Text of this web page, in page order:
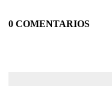
0 COMENTARIOS